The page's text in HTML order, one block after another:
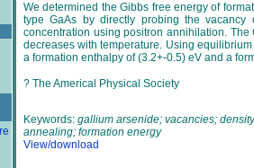
We determined the Gibbs free energy of
type GaAs by directly probing the vacancy
concentration using positron annihilation.
decreases with temperature. Using
a formation enthalpy of (3.2+-0.5) eV and a
? The Americal Physical Society
Keywords: gallium arsenide; vacancies;
annealing; formation energy
View/download